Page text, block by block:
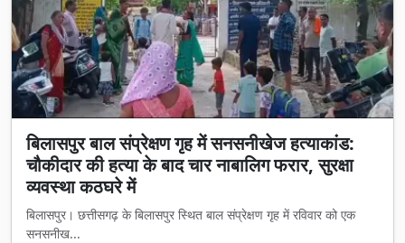
बिलासपुर बाल संप्रेक्षण गृह में सनसनीखेज हत्याकांड:
चौकीदार की हत्या के बाद चार नाबालिग फरार, सुरक्षा
व्यवस्था कठघरे में
बिलासपुर। छत्तीसगढ़ के बिलासपुर स्थित बाल संप्रेक्षण गृह में रविवार को एक
सनसनीख...